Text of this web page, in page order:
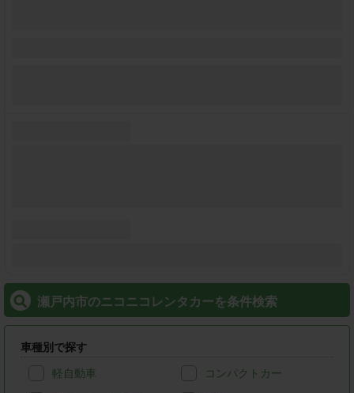
瀬戸内市のニコニコレンタカーを条件検索
車種別で探す
軽自動車 コンパクトカー